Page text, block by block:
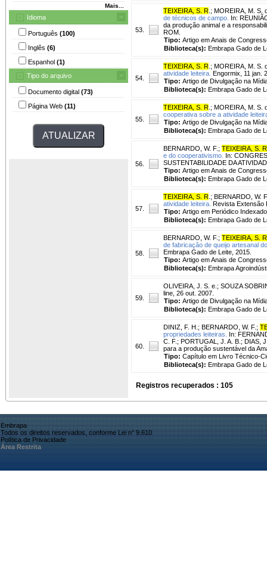
Mais...
Idioma
Português (100)
Inglês (6)
Espanhol (1)
Tipo do arquivo
Documento digital (73)
Página Web (11)
53.
TEIXEIRA, S. R ; MOREIRA, M. S.
de técnicos de campo. In:
da produção animal e a
ROM.
Tipo: Artigo em Anais de
Biblioteca(s): Embrapa Gado de
54.
TEIXEIRA, S. R ; MOREIRA, M. S.
atividade leiteira. Engormix, 11 jan.
Tipo: Artigo de Divulgação na
Biblioteca(s): Embrapa Gado de
55.
TEIXEIRA, S. R ; MOREIRA, M. S.
cooperativa sobre a atividade
Tipo: Artigo de Divulgação na
Biblioteca(s): Embrapa Gado de
56.
BERNARDO, W. F. ; TEIXEIRA, S. R
e do cooperativismo. In:
SUSTENTABILIDADE DA
Tipo: Artigo em Anais de
Biblioteca(s): Embrapa Gado de
57.
TEIXEIRA, S. R ; BERNARDO, W.
atividade leiteira. Revista Extensão
Tipo: Artigo em Periódico Indexado
Biblioteca(s): Embrapa Gado de
58.
BERNARDO, W. F. ; TEIXEIRA, S. R
de fabricação de queijo artesanal
Embrapa Gado de Leite, 2015.
Tipo: Artigo em Anais de
Biblioteca(s): Embrapa
59.
OLIVEIRA, J. S. e. ; SOUZA
line, 26 out. 2007.
Tipo: Artigo de Divulgação na
Biblioteca(s): Embrapa Gado de
60.
DINIZ, F. H. ; BERNARDO, W. F. ;
propriedades leiteiras.
In:
C. F.; PORTUGAL, J. A. B.; DIAS,
para a produção sustentável da
Tipo: Capítulo em Livro Técnico-
Biblioteca(s): Embrapa Gado de
Registros recuperados : 105
Embrapa
Todos os direitos reservados, conforme Lei n° 9.610
Política de Privacidade
Área Restrita